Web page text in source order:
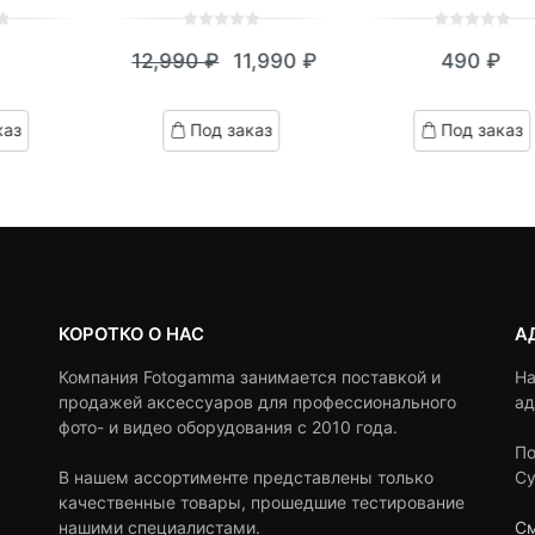
out
based
on
customer
12,990₽
Первоначальная
цена
составляла
11,990₽
Текущая
цена:
11,990 ₽.
Под заказ
out
based
on
customer
490₽
Под заказ
КОРОТКО О НАС
Компания Fotogamma занимается поставкой и
продажей аксессуаров для профессионального
фото- и видео оборудования с 2010 года.
В нашем ассортименте представлены только
качественные товары, прошедшие тестирование
нашими специалистами.